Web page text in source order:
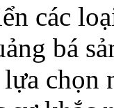
các
bá
chọn